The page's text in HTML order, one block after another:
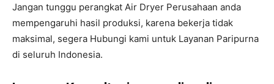
Jangan tunggu perangkat Air Dryer Perusahaan anda
mempengaruhi hasil produksi, karena bekerja tidak
maksimal, segera Hubungi kami untuk Layanan Paripurna
di seluruh Indonesia.